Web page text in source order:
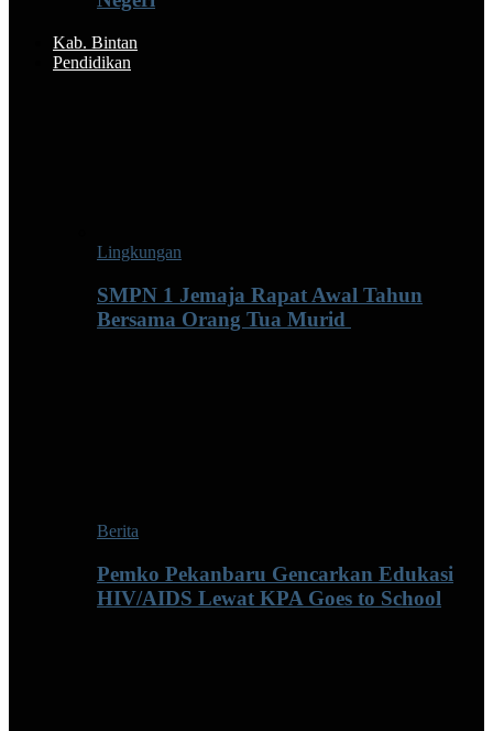
Kab. Bintan
Pendidikan
Lingkungan
SMPN 1 Jemaja Rapat Awal Tahun
Bersama Orang Tua Murid ‎
Berita
Pemko Pekanbaru Gencarkan Edukasi
HIV/AIDS Lewat KPA Goes to School